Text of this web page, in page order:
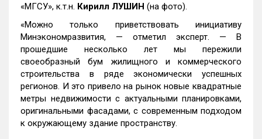
«МГСУ», к.т.н. Кирилл ЛУШИН (на фото).
«Можно только приветствовать инициативу
Минэкономразвития, — отметил эксперт. — В
прошедшие несколько лет мы пережили
своеобразный бум жилищного и коммерческого
строительства в ряде экономически успешных
регионов. И это привело на рынок новые квадратные
метры недвижимости с актуальными планировками,
оригинальными фасадами, с современным подходом
к окружающему здание пространству.